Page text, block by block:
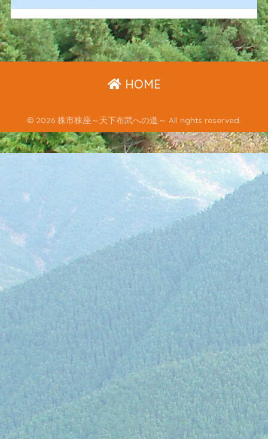
HOME
© 2026 株市株座～天下布武への道～ All rights reserved.